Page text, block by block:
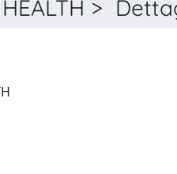
HEALTH >